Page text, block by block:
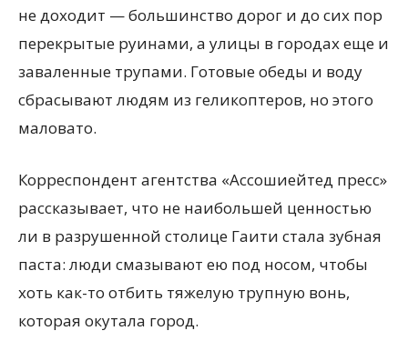
не доходит — большинство дорог и до сих пор
перекрытые руинами, а улицы в городах еще и
заваленные трупами. Готовые обеды и воду
сбрасывают людям из геликоптеров, но этого
маловато.
Корреспондент агентства «Ассошиейтед пресс»
рассказывает, что не наибольшей ценностью
ли в разрушенной столице Гаити стала зубная
паста: люди смазывают ею под носом, чтобы
хоть как-то отбить тяжелую трупную вонь,
которая окутала город.